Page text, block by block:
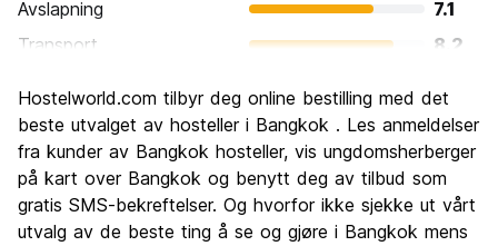
Avslapning
7.1
Transport
8.2
Kultur
8.8
Feste
8.6
Verdi for pengene
8.6
Hostelworld.com tilbyr deg online bestilling med det
beste utvalget av hosteller i Bangkok . Les anmeldelser
fra kunder av Bangkok hosteller, vis ungdomsherberger
på kart over Bangkok og benytt deg av tilbud som
gratis SMS-bekreftelser. Og hvorfor ikke sjekke ut vårt
utvalg av de beste ting å se og gjøre i Bangkok mens